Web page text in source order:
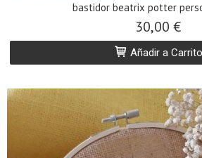
bastidor beatrix potter
30,00 €
Añadir a Carrito